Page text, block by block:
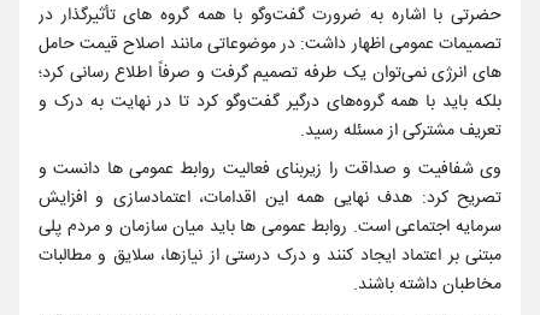
حضرتی با اشاره به ضرورت گفت‌وگو با همه گروه‌ های تأثیرگذار در
تصمیمات عمومی اظهار داشت: در موضوعاتی مانند اصلاح قیمت حامل‌
های انرژی نمی‌توان یک‌ طرفه تصمیم گرفت و صرفاً اطلاع‌ رسانی کرد؛
بلکه باید با همه گروه‌های درگیر گفت‌وگو کرد تا در نهایت به درک و
تعریف مشترکی از مسئله رسید.
وی شفافیت و صداقت را زیربنای فعالیت روابط عمومی‌ ها دانست و
تصریح کرد: هدف نهایی همه این اقدامات، اعتمادسازی و افزایش
سرمایه اجتماعی است. روابط عمومی ‌ها باید میان سازمان و مردم پلی
مبتنی بر اعتماد ایجاد کنند و درک درستی از نیازها، سلایق و مطالبات
مخاطبان داشته باشند.